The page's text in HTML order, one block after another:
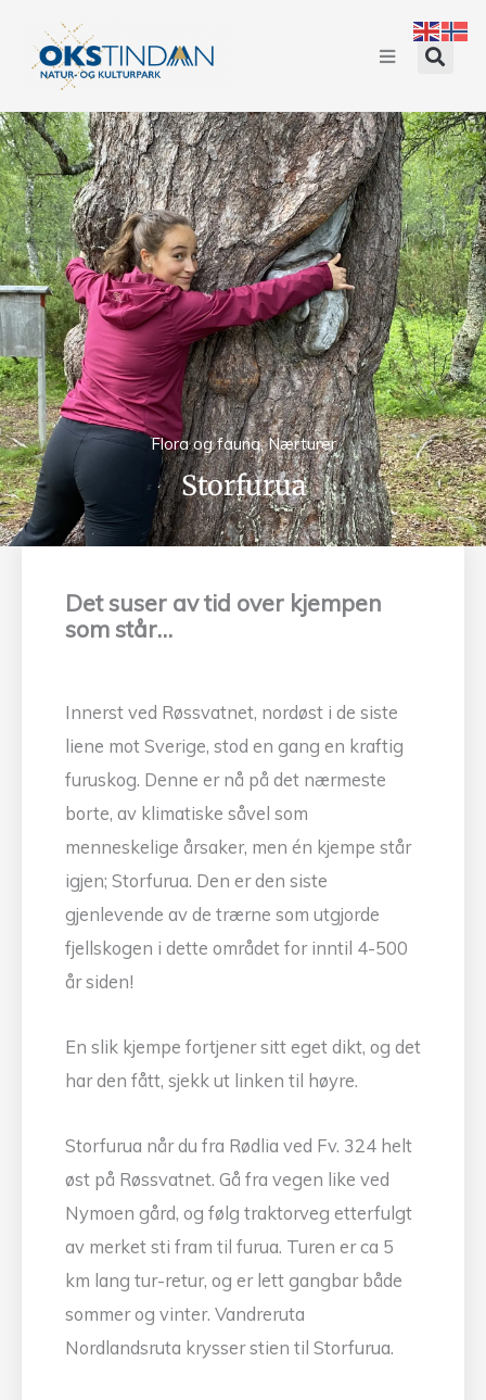
Flora og fauna,Nærturer
Storfurua
Det suser av tid over kjempen
som står…
Innerst ved Røssvatnet, nordøst i de siste
liene mot Sverige, stod en gang en kraftig
furuskog. Denne er nå på det nærmeste
borte, av klimatiske såvel som
menneskelige årsaker, men én kjempe står
igjen; Storfurua. Den er den siste
gjenlevende av de trærne som utgjorde
fjellskogen i dette området for inntil 4-500
år siden!
En slik kjempe fortjener sitt eget dikt, og det
har den fått, sjekk ut linken til høyre.
Storfurua når du fra Rødlia ved Fv. 324 helt
øst på Røssvatnet. Gå fra vegen like ved
Nymoen gård, og følg traktorveg etterfulgt
av merket sti fram til furua. Turen er ca 5
km lang tur-retur, og er lett gangbar både
sommer og vinter. Vandreruta
Nordlandsruta krysser stien til Storfurua.